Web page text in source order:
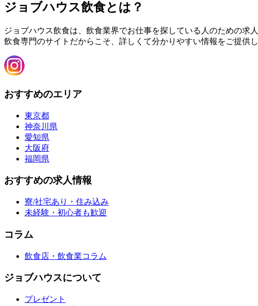
ジョブハウス飲食とは？
ジョブハウス飲食は、飲食業界でお仕事を探している人のための求人
飲食専門のサイトだからこそ、詳しくて分かりやすい情報をご提供し
おすすめのエリア
東京都
神奈川県
愛知県
大阪府
福岡県
おすすめの求人情報
寮/社宅あり・住み込み
未経験・初心者も歓迎
コラム
飲食店・飲食業コラム
ジョブハウスについて
プレゼント